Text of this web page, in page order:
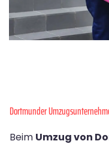
Dortmunder
Beim Umzug von